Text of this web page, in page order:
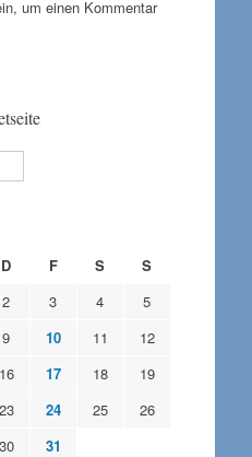
um einen Kommentar
D F S
S
2 3 4
5
9 10 11
12
16 17 18
19
23 24 25
26
30 31